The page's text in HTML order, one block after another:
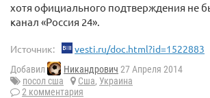
хотя официального подтверждения не
канал «Россия 24».
Источник: vesti.ru/doc.html?id=1522883
Добавил Никандрович 27 Апреля 2014
посол сша
Сша, Украина
2 комментария